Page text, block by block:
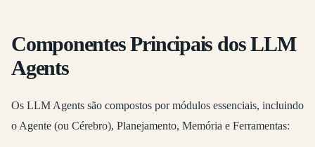
Componentes Principais dos LLM
Agents
Os LLM Agents são compostos por módulos essenciais, incluindo
o Agente (ou Cérebro), Planejamento, Memória e Ferramentas: